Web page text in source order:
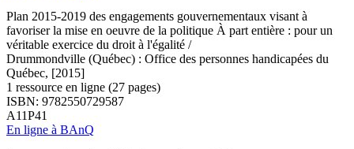
Plan 2015-2019 des engagements gouvernementaux visant à
favoriser la mise en oeuvre de la politique À part entière : pour un
véritable exercice du droit à l'égalité /
Drummondville (Québec) : Office des personnes handicapées du
Québec, [2015]
1 ressource en ligne (27 pages)
ISBN: 9782550729587
A11P41
En ligne à BAnQ